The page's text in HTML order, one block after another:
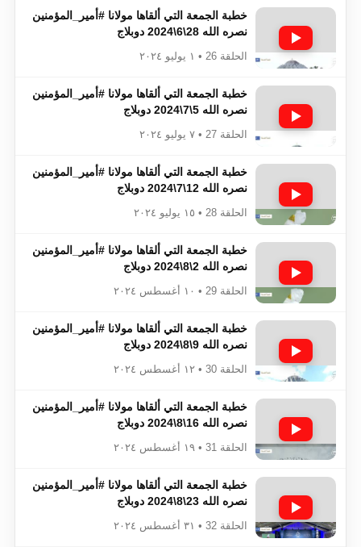
خطبة الجمعة التي ألقاها مولانا #أمير_المؤمنين​​​​​​
نصره الله 28\6\2024 دوبلاج
الحلقة 26 • ١ يوليو ٢٠٢٤
خطبة الجمعة التي ألقاها مولانا #أمير_المؤمنين​​​​​​
نصره الله 5\7\2024 دوبلاج
الحلقة 27 • ٧ يوليو ٢٠٢٤
خطبة الجمعة التي ألقاها مولانا #أمير_المؤمنين​​​​​​
نصره الله 12\7\2024 دوبلاج
الحلقة 28 • ١٥ يوليو ٢٠٢٤
خطبة الجمعة التي ألقاها مولانا #أمير_المؤمنين​​​​​​
نصره الله 2\8\2024 دوبلاج
الحلقة 29 • ١٠ أغسطس ٢٠٢٤
خطبة الجمعة التي ألقاها مولانا #أمير_المؤمنين​​​​​​
نصره الله 9\8\2024 دوبلاج
الحلقة 30 • ١٢ أغسطس ٢٠٢٤
خطبة الجمعة التي ألقاها مولانا #أمير_المؤمنين​​​​​​
نصره الله 16\8\2024 دوبلاج
الحلقة 31 • ١٩ أغسطس ٢٠٢٤
خطبة الجمعة التي ألقاها مولانا #أمير_المؤمنين​​​​​​
نصره الله 23\8\2024 دوبلاج
الحلقة 32 • ٣١ أغسطس ٢٠٢٤